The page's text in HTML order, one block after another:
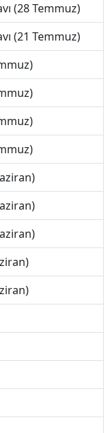
(28 Temmuz)
(21 Temmuz)